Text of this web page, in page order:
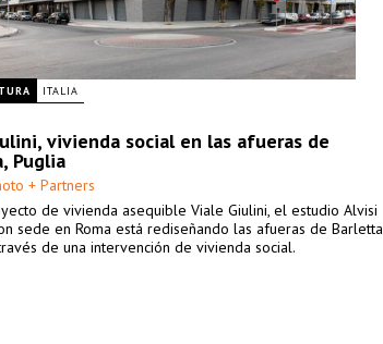
ITALIA
vivienda social en las afueras de
Puglia
+ Partners
de vivienda asequible Viale Giulini, el estudio Alvisi
sede en Roma está rediseñando las afueras de Barletta
de una intervención de vivienda social.